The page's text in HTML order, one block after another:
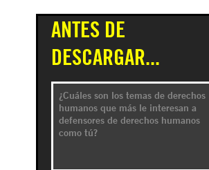
ANTES DE
DESCARGAR...